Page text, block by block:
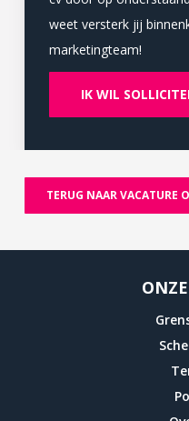
weet versterk jij
marketingteam!
IK WIL
TERUG NAAR VACATURE